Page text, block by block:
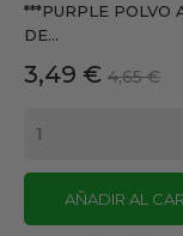
***PURPLE POLVO
DE...
Precio
3,49 € Precio
4,65 €
AÑADIR AL